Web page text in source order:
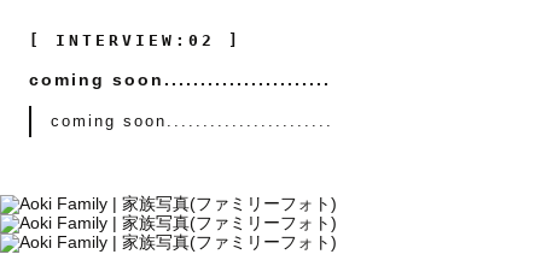
[ INTERVIEW:02 ]
coming soon.......................
coming soon.......................